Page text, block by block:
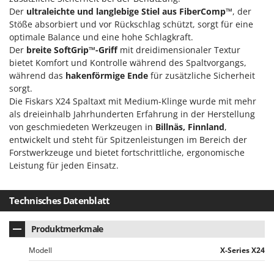
Knetmaschinen
Knochensägen
Kompressoren - elektrisch
Kompressoren für Ernte und Baumschnitt
Küchenreiben - elektrisch
Kükenaufzuchtboxen
L
Laderampe aus Aluminium
Laubsauger auf Rädern
Luftentfeuchter
Luftkühler
E
Echo
EcoFlow
Edilmark
Effeuno
Einhell
Elegen
Energy Gruppi
Enotecnica Pillan
Eschenfelder
Eurosystems
F
FAC
Fama Industrie
Der ultraleichte und langlebige Stiel aus FiberComp™, der
Stöße absorbiert und vor Rückschlag schützt, sorgt für eine
optimale Balance und eine hohe Schlagkraft.
Der breite SoftGrip™-Griffmit dreidimensionaler Textur
bietet Komfort und Kontrolle während des Spaltvorgangs,
während das hakenförmige Ende für zusätzliche Sicherheit
sorgt.
Die Fiskars X24 Spaltaxt mit Medium-Klinge wurde mit mehr
als dreieinhalb Jahrhunderten Erfahrung in der Herstellung
von geschmiedeten Werkzeugen in Billnäs, Finnland,
entwickelt und steht für Spitzenleistungen im Bereich der
Forstwerkzeuge und bietet fortschrittliche, ergonomische
Leistung für jeden Einsatz.
Technisches Datenblatt
Produktmerkmale
Modell X-Series X24